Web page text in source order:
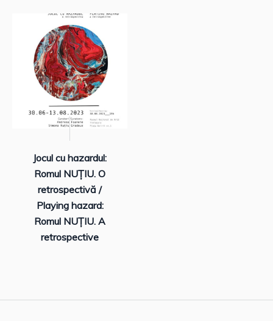
Jocul cu hazardul:
Romul NUȚIU. O
retrospectivă /
Playing hazard:
Romul NUȚIU. A
retrospective